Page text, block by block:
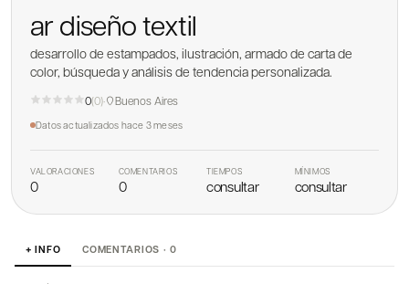
ar diseño textil
desarrollo de estampados, ilustración, armado de carta de
color, búsqueda y análisis de tendencia personalizada.
0(0)· Buenos Aires
Datos actualizados hace 3 meses
VALORACIONES
0
COMENTARIOS
0
TIEMPOS
consultar
MÍNIMOS
consultar
+ INFO COMENTARIOS · 0